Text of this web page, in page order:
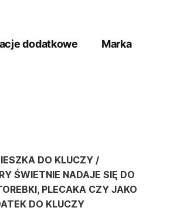
dodatkowe Marka
DO KLUCZY /
ŚWIETNIE NADAJE SIĘ DO
PLECAKA CZY JAKO
DO KLUCZY